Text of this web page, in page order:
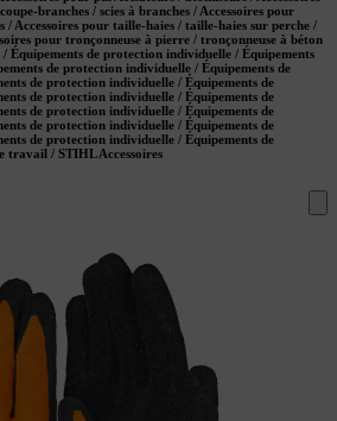
branches / scies à branches / Accessoires pour
/ Accessoires pour taille-haies / taille-haies sur perche /
pour tronçonneuse à pierre / tronçonneuse à béton
/ Équipements de protection individuelle / Équipements
de protection individuelle / Équipements de
de protection individuelle / Équipements de
de protection individuelle / Équipements de
de protection individuelle / Équipements de
de protection individuelle / Équipements de
de protection individuelle / Équipements de
travail / STIHL Accessoires